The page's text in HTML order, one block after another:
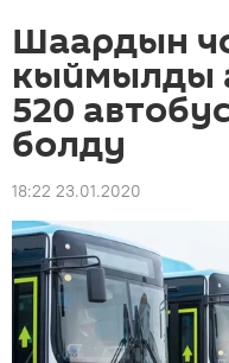
Шаардын
кыймылды
520
болду
18:22 23.01.2020